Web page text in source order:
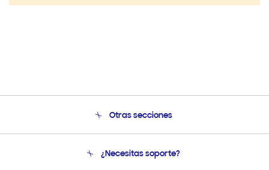
Otras secciones
Soporte
¿Necesitas soporte?